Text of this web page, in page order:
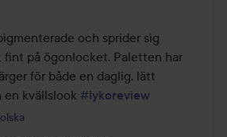
och sprider sig
på ögonlocket. Paletten har
för både en daglig, lätt
en kvällslook #lykoreview